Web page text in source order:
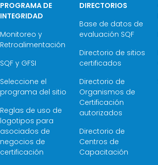
PROGRAMA DE
INTEGRIDAD
Monitoreo y
Retroalimentación
SQF y GFSI
Seleccione el
programa del sitio
Reglas de uso de
logotipos para
asociados de
negocios de
certificación
DIRECTORIOS
Base de datos de
evaluación SQF
Directorio de sitios
certificados
Directorio de
Organismos de
Certificación
autorizados
Directorio de
Centros de
Capacitación